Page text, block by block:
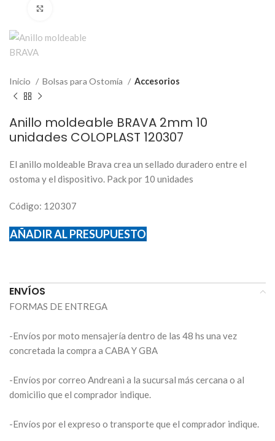
Inicio Bolsas para Ostomía Accesorios
Anillo moldeable BRAVA 2mm 10
unidades COLOPLAST 120307
El anillo moldeable Brava crea un sellado duradero entre el
ostoma y el dispositivo. Pack por 10 unidades
Código: 120307
AÑADIR AL PRESUPUESTO
ENVÍOS
FORMAS DE ENTREGA
-Envíos por moto mensajería dentro de las 48 hs una vez
concretada la compra a CABA Y GBA
-Envíos por correo Andreani a la sucursal más cercana o al
domicilio que el comprador indique.
-Envíos por el expreso o transporte que el comprador indique.